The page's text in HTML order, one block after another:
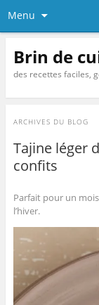
Menu
Brin de
des recettes faciles,
ARCHIVES DU BLOG
Tajine léger
confits
Parfait pour un
l’hiver.